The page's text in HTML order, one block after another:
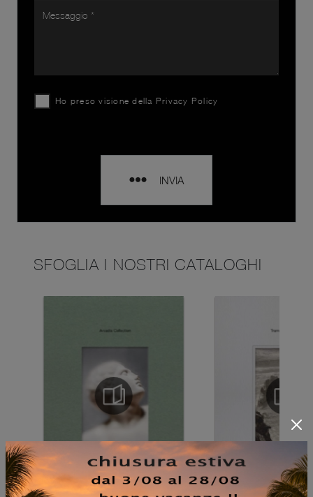
Ho preso visione della Privacy Policy
INVIA
SFOGLIA I NOSTRI CATALOGHI